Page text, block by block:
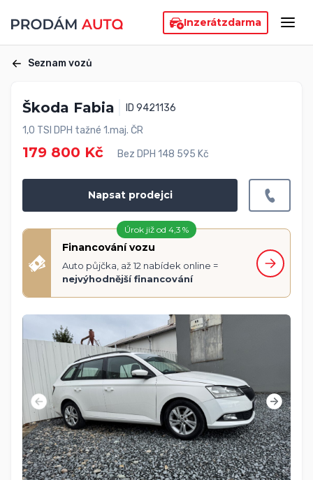
Inzerátzdarma
Seznam vozů
Škoda Fabia
ID 9421136
1,0 TSI DPH tažné 1.maj. ČR
179 800 Kč Bez DPH 148 595 Kč
Napsat prodejci
Úrok již od 4,3 %
Financování vozu
Auto půjčka, až 12 nabídek online =
nejvýhodnější financování